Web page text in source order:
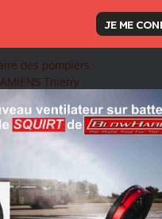
JE ME
des pompiers
Thierry
Retour à la liste des pompiers
DAMIENS
Thierry